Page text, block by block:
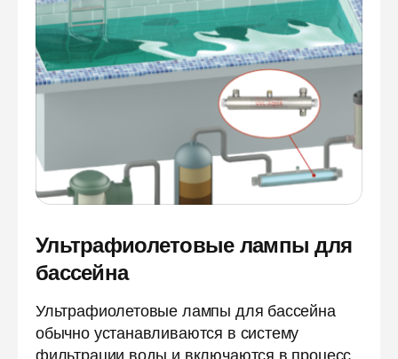
Ультрафиолетовые лампы для
бассейна
Ультрафиолетовые лампы для бассейна
обычно устанавливаются в систему
фильтрации воды и включаются в процесс